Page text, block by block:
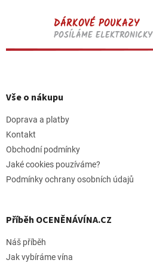
DÁRKOVÉ POUKAZY
POSÍLÁME ELEKTRONICKY
pVše o nákupu
Doprava a platby
Kontakt
Obchodní podmínky
Jaké cookies pouzíváme?
Podmínky ochrany osobních údajů
Příběh OCENĚNÁVÍNA.CZ
Náš příběh
Jak vybíráme vína